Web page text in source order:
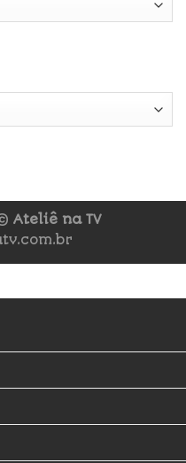
Ateliê na TV